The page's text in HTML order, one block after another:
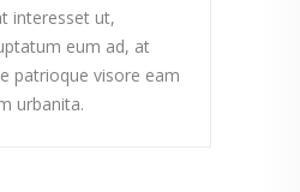
interesset ut,
eum ad, at
patrioque visore eam
urbanita.